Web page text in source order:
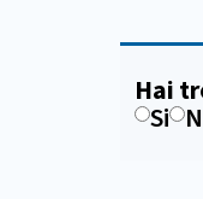
Hai
Si